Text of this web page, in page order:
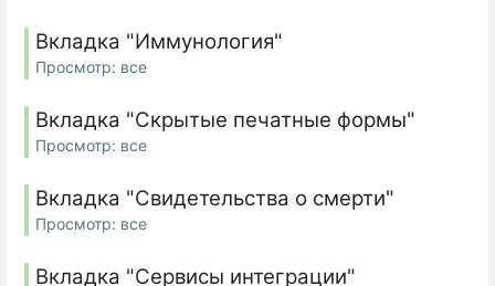
Вкладка "Иммунология"
Просмотр: все
Вкладка "Скрытые печатные формы"
Просмотр: все
Вкладка "Свидетельства о смерти"
Просмотр: все
Вкладка "Сервисы интеграции"